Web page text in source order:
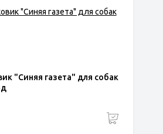
"Синяя газета" для собак